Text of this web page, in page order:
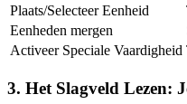
Plaats/Selecteer Eenheid
Eenheden mergen
Activeer Speciale Vaardigheid
3. Het Slagveld Lezen: